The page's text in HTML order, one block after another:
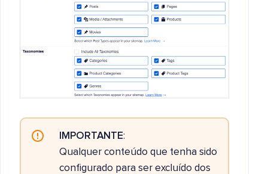
IMPORTANTE:
Qualquer conteúdo que tenha sido
configurado para ser excluído dos